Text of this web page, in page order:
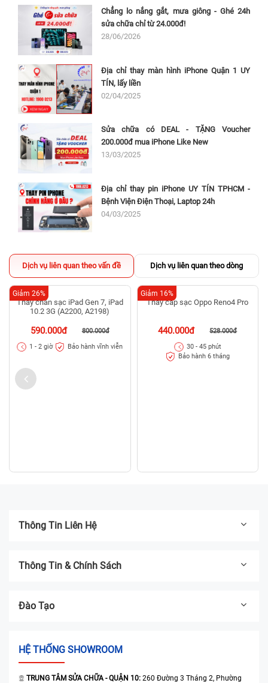
Chẳng lo nắng gắt, mưa giông - Ghé 24h
sửa chữa chỉ từ 24.000đ!
28/06/2026
Địa chỉ thay màn hình iPhone Quận 1 UY
TÍN, lấy liền
02/04/2025
Sửa chữa có DEAL - TẶNG Voucher
200.000đ mua iPhone Like New
13/03/2025
Địa chỉ thay pin iPhone UY TÍN TPHCM -
Bệnh Viện Điện Thoại, Laptop 24h
04/03/2025
Dịch vụ liên quan theo vấn đề Dịch vụ liên quan theo dòng
Giảm 26% Giảm 16%
Thông Tin Liên Hệ
Thông Tin & Chính Sách
Đào Tạo
HỆ THỐNG SHOWROOM
TRUNG TÂM SỬA CHỮA - QUẬN 10: 260 Đường 3 Tháng 2, Phường